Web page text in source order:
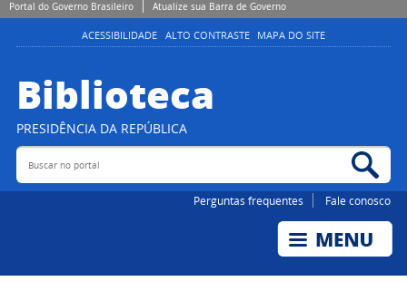
Portal do Governo Brasileiro Atualize sua Barra de Governo
ACESSIBILIDADE ALTO CONTRASTE MAPA DO SITE
Biblioteca
PRESIDÊNCIA DA REPÚBLICA
Buscar no portal
Perguntas frequentes Fale conosco